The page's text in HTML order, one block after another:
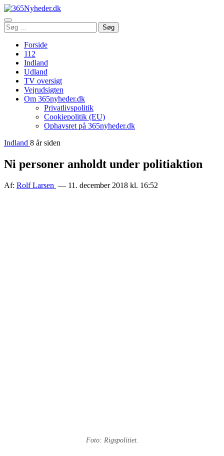
Åbn
menu
Søg
efter:
Søg
Forside
112
Indland
Udland
TV oversigt
Vejrudsigten
Om 365nyheder.dk
Privatlivspolitik
Cookiepolitik (EU)
Ophavsret på 365nyheder.dk
Indland 8 år siden
Ni personer anholdt under politiaktion
Af: Rolf Larsen — 11. december 2018 kl. 16:52
Foto: Rigspolitiet.